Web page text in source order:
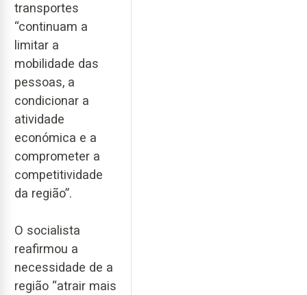
transportes
“continuam a
limitar a
mobilidade das
pessoas, a
condicionar a
atividade
económica e a
comprometer a
competitividade
da região”.
O socialista
reafirmou a
necessidade de a
região “atrair mais